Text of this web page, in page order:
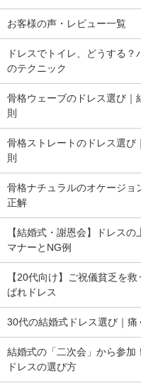
お客様の声・レビュー一覧
ドレスでトイレ、どうする
のテクニック
骨格ウェーブのドレス選び｜
則
骨格ストレートのドレス選び
則
骨格ナチュラルのオケージョ
正解
【結婚式・謝恩会】ドレス
マナーとNG例
【20代向け】ご祝儀貧乏を
ばれドレス
30代の結婚式ドレス選び｜痛
結婚式の「二次会」から参加
ドレスの選び方